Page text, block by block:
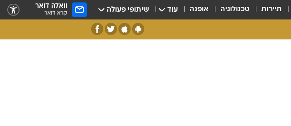
תיירות טכנולוגיה אופנה עוד שיתופי פעולה וואלה דואר
קרא דואר